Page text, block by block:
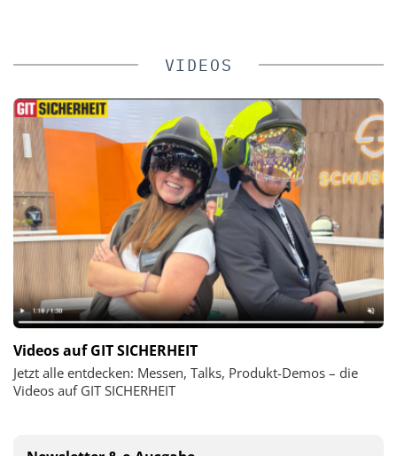
VIDEOS
Videos auf GIT SICHERHEIT
Jetzt alle entdecken: Messen, Talks, Produkt-Demos – die
Videos auf GIT SICHERHEIT